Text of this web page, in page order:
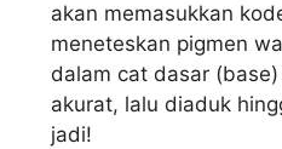
akan memasukkan
meneteskan pigmen
dalam cat dasar
akurat, lalu diaduk
jadi!